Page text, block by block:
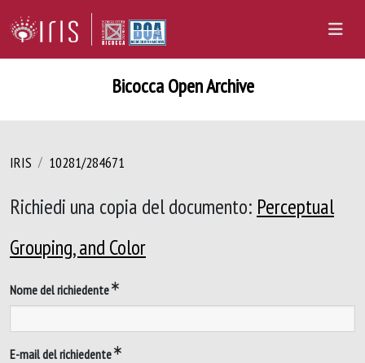
Bicocca Open Archive
IRIS 10281/284671
Richiedi una copia del documento: Perceptual
Grouping, and Color
Nome del richiedente
E-mail del richiedente